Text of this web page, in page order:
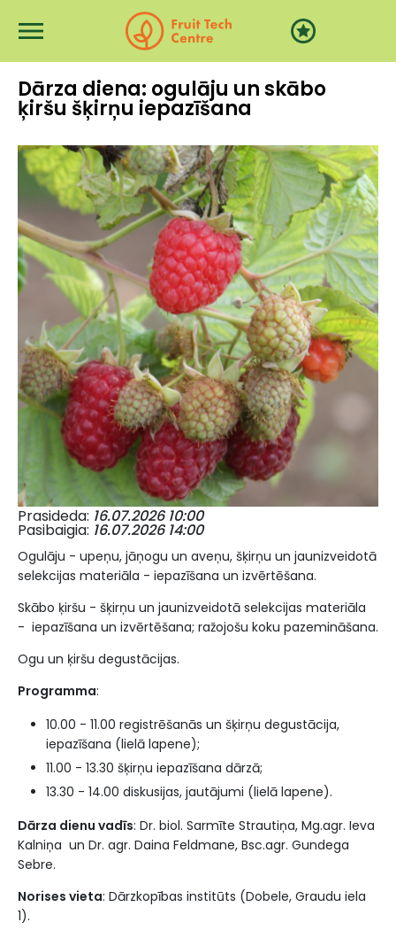
Dārza diena: ogulāju un skābo
ķiršu šķirņu iepazīšana
Prasideda 16.07.2026 10:00
Pasibaigia 16.07.2026 14:00
Ogulāju - upeņu, jāņogu un aveņu, šķirņu un jaunizveidotā
selekcijas materiāla - iepazīšana un izvērtēšana.
Skābo ķiršu - šķirņu un jaunizveidotā selekcijas materiāla
- iepazīšana un izvērtēšana; ražojošu koku pazemināšana.
Ogu un ķiršu degustācijas.
Programma:
10.00 - 11.00 registrēšanās un šķirņu degustācija,
iepazīšana (lielā lapene);
11.00 - 13.30 šķirņu iepazīšana dārzā;
13.30 - 14.00 diskusijas, jautājumi (lielā lapene).
Dārza dienu vadīs: Dr. biol. Sarmīte Strautiņa, Mg.agr. Ieva
Kalniņa un Dr. agr. Daina Feldmane, Bsc.agr. Gundega
Sebre.
Norises vieta: Dārzkopības institūts (Dobele, Graudu iela
1).